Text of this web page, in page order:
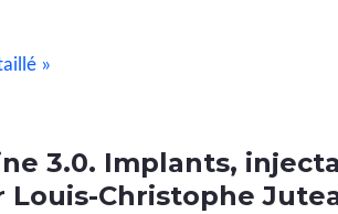
»
3.0. Implants,
Christophe